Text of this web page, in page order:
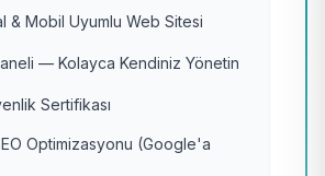
& Mobil Uyumlu Web Sitesi
— Kolayca Kendiniz Yönetin
Sertifikası
Optimizasyonu (Google'a